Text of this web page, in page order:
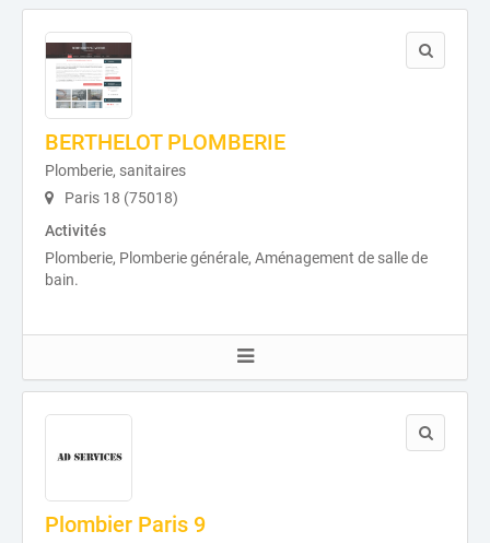
BERTHELOT PLOMBERIE
Plomberie, sanitaires
Paris 18 (75018)
Activités
Plomberie, Plomberie générale, Aménagement de salle de
bain.
Plombier Paris 9